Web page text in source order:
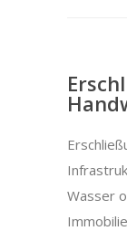
Wasser